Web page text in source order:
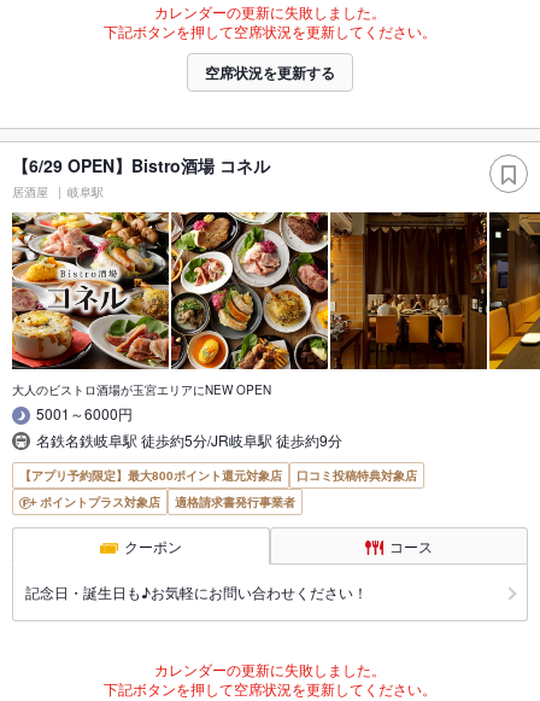
カレンダーの更新に失敗しました。
下記ボタンを押して空席状況を更新してください。
空席状況を更新する
【6/29 OPEN】Bistro酒場 コネル
居酒屋 岐阜駅
大人のビストロ酒場が玉宮エリアにNEW OPEN
5001～6000円
名鉄名鉄岐阜駅 徒歩約5分/JR岐阜駅 徒歩約9分
【アプリ予約限定】最大800ポイント還元対象店
口コミ投稿特典対象店
ポイントプラス対象店
適格請求書発行事業者
クーポン コース
記念日・誕生日も♪お気軽にお問い合わせください！
カレンダーの更新に失敗しました。
下記ボタンを押して空席状況を更新してください。